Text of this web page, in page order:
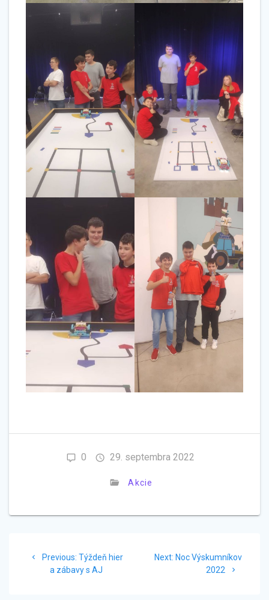
0 29. septembra 2022
Akcie
Previous: Previous
post:
Týždeň hier
a zábavy s AJ
Next: Next
Noc Výskumníkov
2022